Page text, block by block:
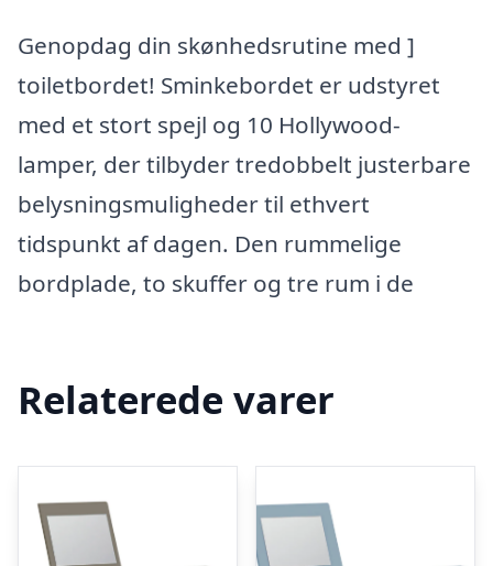
Genopdag din skønhedsrutine med ]
toiletbordet! Sminkebordet er udstyret
med et stort spejl og 10 Hollywood-
lamper, der tilbyder tredobbelt justerbare
belysningsmuligheder til ethvert
tidspunkt af dagen. Den rummelige
bordplade, to skuffer og tre rum i de
Relaterede varer